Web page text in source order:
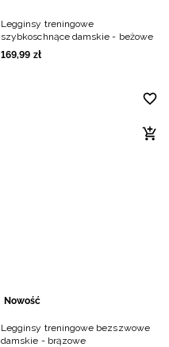
Legginsy treningowe
szybkoschnące damskie - beżowe
169,99 zł
Nowość
Legginsy treningowe bezszwowe
damskie - brązowe